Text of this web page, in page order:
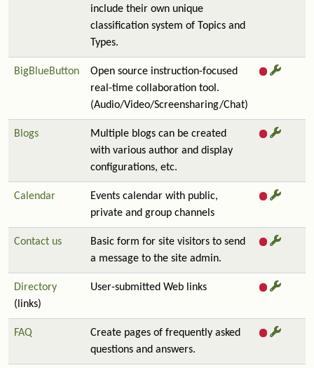
include their own unique
classification system of Topics and
Types.
BigBlueButton
Open source instruction-focused
real-time collaboration tool.
(Audio/Video/Screensharing/Chat)
Blogs
Multiple blogs can be created
with various author and display
configurations, etc.
Calendar
Events calendar with public,
private and group channels
Contact us
Basic form for site visitors to send
a message to the site admin.
Directory
(links)
User-submitted Web links
FAQ
Create pages of frequently asked
questions and answers.